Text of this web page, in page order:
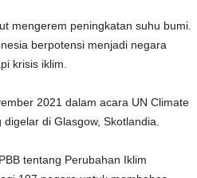
mengerem peningkatan suhu bumi.
berpotensi menjadi negara
krisis iklim.
2021 dalam acara UN Climate
di Glasgow, Skotlandia.
tentang Perubahan Iklim